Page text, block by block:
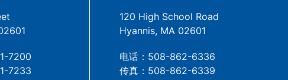
7200
7233
120 High School Road
Hyannis, MA 02601
电话：508-862-6336
传真：508-862-6339